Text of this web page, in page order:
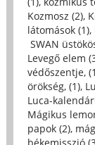
Kozmosz (2),
látomások (1),
SWAN
Levegő elem
védőszentje,
örökség, (1),
Luca-
Mágikus
papok (2),